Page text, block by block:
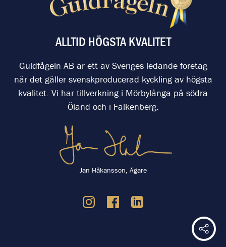
Dela
ALLTID HÖGSTA KVALITET
Guldfågeln AB är ett av Sveriges ledande företag
när det gäller svenskproducerad kyckling av högsta
kvalitet. Vi har tillverkning i Mörbylånga på södra
Öland och i Falkenberg.
Jan Håkansson, Ägare